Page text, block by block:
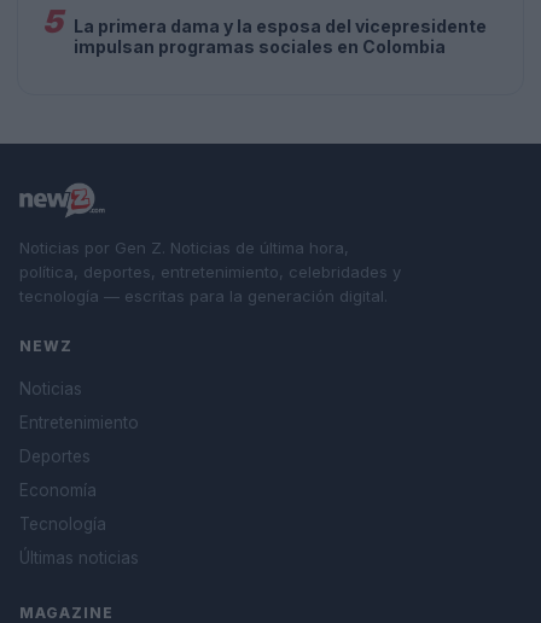
5 La primera dama y la esposa del vicepresidente
impulsan programas sociales en Colombia
Noticias por Gen Z. Noticias de última hora,
política, deportes, entretenimiento, celebridades y
tecnología — escritas para la generación digital.
NEWZ
Noticias
Entretenimiento
Deportes
Economía
Tecnología
Últimas noticias
MAGAZINE